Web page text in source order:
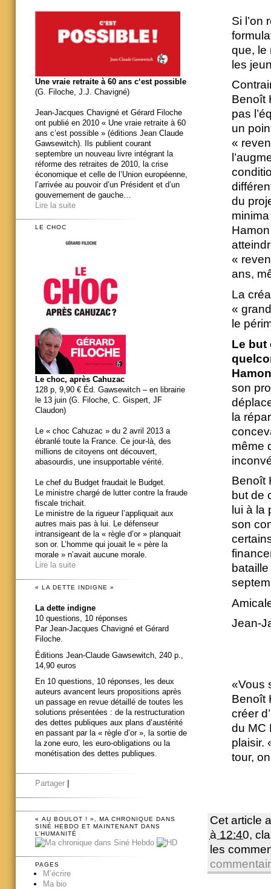
Si l’on
que, le
les
Benoît
pas
un
«
du
«
ans,
La
«
le
Le but
son
la
même
Benoît
but de
lui à la
son
Jean-
«Vous
Benoît
créer
du MC
plaisir.
tour,
Cet article
à 12:40,
les
Une vraie retraite à 60 ans c‘est possible
(G. Filoche, J.J. Chavigné)
Jean-Jacques Chavigné et Gérard Filoche
ont publié en 2010 « Une vraie retraite à 60
ans c’est possible » (éditions Jean Claude
Gawsewitch). Ils publient courant
septembre un nouveau livre intégrant la
réforme des retraites de 2010, la crise
économique et celle de l’Union européenne,
l’arrivée au pouvoir d’un Président et d’un
gouvernement de gauche…
Lire la suite
LE CHOC
Le choc, après Cahuzac
128 p, 9,90 € Éd. Gawsewitch – en librairie
le 13 juin (G. Filoche, C. Gispert, JF
Claudon)
Le « choc Cahuzac » du 2 avril 2013 a
ébranlé toute la France. Ce jour-là, des
millions de citoyens ont découvert,
abasourdis, une insupportable vérité.
Le chef du Budget fraudait le Budget.
Le ministre chargé de lutter contre la fraude
fiscale trichait.
Le ministre de la rigueur l’appliquait aux
autres mais pas à lui. Le défenseur
intransigeant de la « règle d’or » planquait
son or. L’homme qui jouait le « père la
morale » n’avait aucune morale.
Lire la suite
« LA DETTE INDIGNE »
La dette indigne
10 questions, 10 réponses
Par Jean-Jacques Chavigné et Gérard
Filoche.
Éditions Jean-Claude Gawsewitch, 240 p.,
14,90 euros
En 10 questions, 10 réponses, les deux
auteurs avancent leurs propositions après
un passage en revue détaillé de toutes les
solutions présentées : de la restructuration
des dettes publiques aux plans d’austérité
en passant par la « règle d’or », la sortie de
la zone euro, les euro-obligations ou la
monétisation des dettes publiques.
Partager
« AU BOULOT ! », MA CHRONIQUE DANS
SINÉ HEBDO ET MAINTENANT DANS
L’HUMANITÉ
PAGES
M’écrire
Ma bio